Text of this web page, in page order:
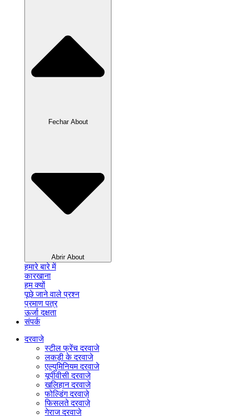
Fechar About
Abrir About
हमारे बारे में
कारखाना
हम क्यों
पूछे जाने वाले प्रश्न
प्रमाण पत्र
ऊर्जा दक्षता
संपर्क
दरवाजे
स्टील फ्रेंच दरवाजे
लकड़ी के दरवाजे
एल्युमिनियम दरवाजे
यूपीवीसी दरवाजे
खलिहान दरवाजे
फोल्डिंग दरवाज़े
फिसलते दरवाज़े
गेराज दरवाजे